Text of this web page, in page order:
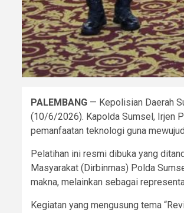
PALEMBANG — Kepolisian Daerah
(10/6/2026). Kapolda Sumsel, Irjen
pemanfaatan teknologi guna
​Pelatihan ini resmi dibuka yang
Masyarakat (Dirbinmas) Polda
makna, melainkan sebagai
​Kegiatan yang mengusung tema